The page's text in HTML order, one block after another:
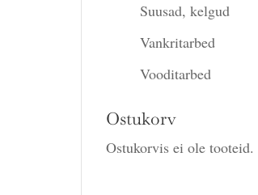
Suusad, kelgud
Vankritarbed
Vooditarbed
Ostukorv
Ostukorvis ei ole tooteid.